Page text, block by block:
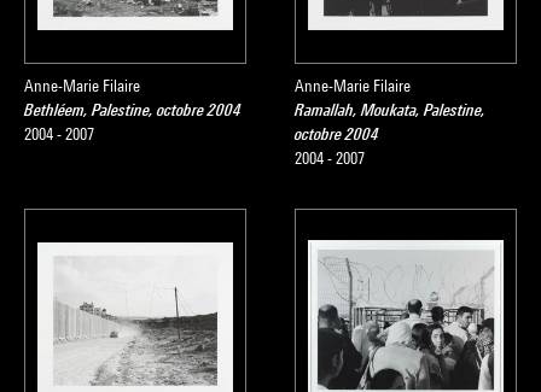
Anne-Marie Filaire
Bethléem, Palestine, octobre 2004
2004 - 2007
Anne-Marie Filaire
Ramallah, Moukata, Palestine,
octobre 2004
2004 - 2007